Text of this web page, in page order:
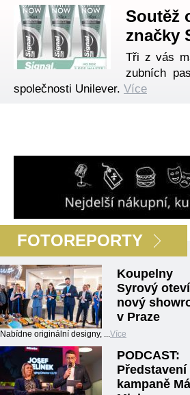
Soutěž
značky
Tři z vás
zubních
společnosti Unilever. Více
FOTOREPORTY
Koupelny
Syrový
nový
v Praze
Nabídne originální designy, ...Více
PODCAST:
Představení
kampaně